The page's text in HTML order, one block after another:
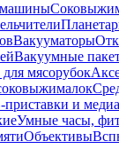
Вакууматоры
Вакуумные
мясорубок
и
Умные часы,
Объективы